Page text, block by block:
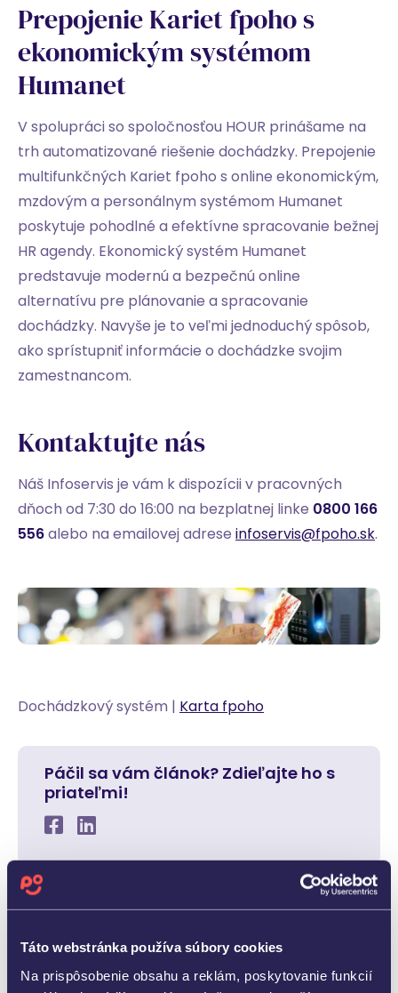
Táto webstránka používa súbory cookies
Na prispôsobenie obsahu a reklám, poskytovanie funkcií
Prepojenie Kariet fpoho s
ekonomickým systémom
Humanet
V spolupráci so spoločnosťou HOUR prinášame na
trh automatizované riešenie dochádzky. Prepojenie
multifunkčných Kariet fpoho s online ekonomickým,
mzdovým a personálnym systémom Humanet
poskytuje pohodlné a efektívne spracovanie bežnej
HR agendy. Ekonomický systém Humanet
predstavuje modernú a bezpečnú online
alternatívu pre plánovanie a spracovanie
dochádzky. Navyše je to veľmi jednoduchý spôsob,
ako sprístupniť informácie o dochádzke svojim
zamestnancom.
Kontaktujte nás
Náš Infoservis je vám k dispozícii v pracovných
dňoch od 7:30 do 16:00 na bezplatnej linke 0800 166
556alebo na emailovej adrese infoservis@fpoho.sk.
Dochádzkový systém | Karta fpoho
Páčil sa vám článok? Zdieľajte ho s
priateľmi!